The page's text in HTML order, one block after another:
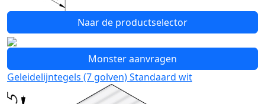
Naar de productselector
Monster aanvragen
Geleidelijntegels (7 golven) Standaard wit